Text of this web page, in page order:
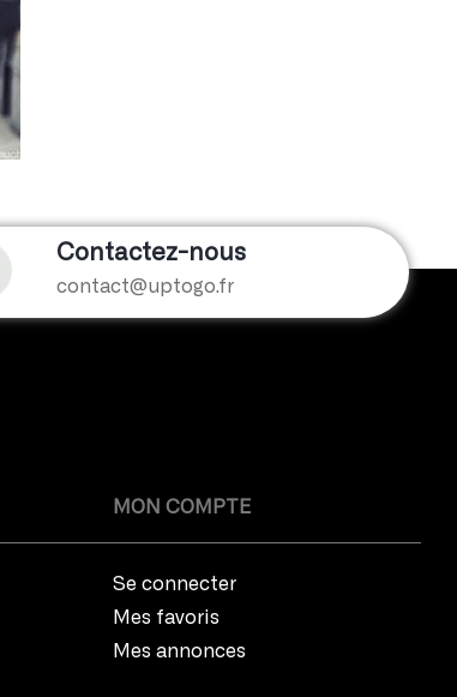
Contactez-nous
contact@uptogo.fr
MON COMPTE
Se connecter
Mes favoris
Mes annonces